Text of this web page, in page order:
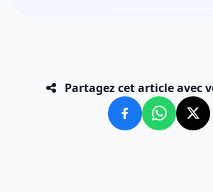
Partagez cet article avec